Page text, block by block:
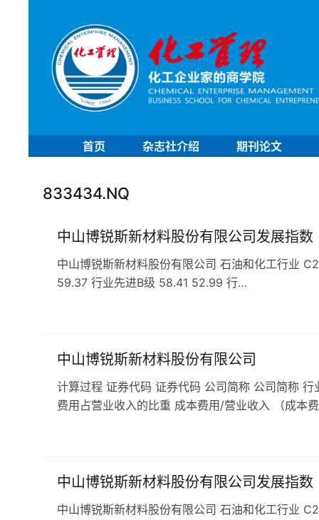
首页 杂志社介绍 期刊论文
833434.NQ
中山博锐斯新材料股份有限公司发展指数
中山博锐斯新材料股份有限公司 石油和化工行业
59.37 行业先进B级 58.41 52.99 行…
中山博锐斯新材料股份有限公司
计算过程 证券代码 证券代码 公司简称 公司简称
费用占营业收入的比重 成本费用/营业收入 （成本
中山博锐斯新材料股份有限公司发展指数
中山博锐斯新材料股份有限公司 石油和化工行业